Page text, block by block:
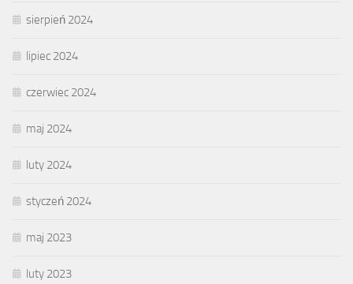
sierpień 2024
lipiec 2024
czerwiec 2024
maj 2024
luty 2024
styczeń 2024
maj 2023
luty 2023